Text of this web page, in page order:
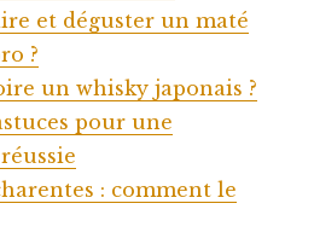
et déguster un maté
?
un whisky japonais ?
pour une
: comment le